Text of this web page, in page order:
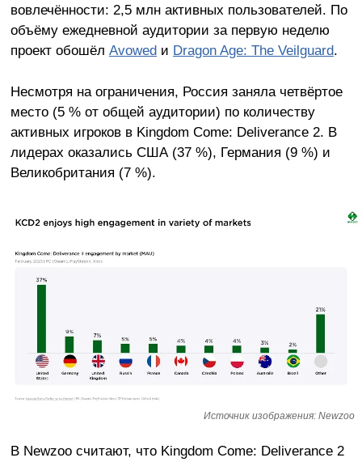
вовлечённости: 2,5 млн активных пользователей. По
объёму ежедневной аудитории за первую неделю
проект обошёл Avowedи Dragon Age: The Veilguard.
Несмотря на ограничения, Россия заняла четвёртое
место (5 % от общей аудитории) по количеству
активных игроков в Kingdom Come: Deliverance 2. В
лидерах оказались США (37 %), Германия (9 %) и
Великобритания (7 %).
Источник изображения: Newzoo
В Newzoo считают, что Kingdom Come: Deliverance 2